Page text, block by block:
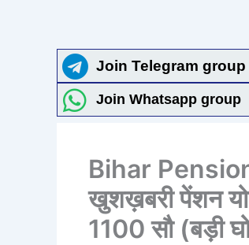
Join Telegram group
Join Whatsapp group
Bihar
खुशख़बरी पेंशन
1100 सौ (बड़ी